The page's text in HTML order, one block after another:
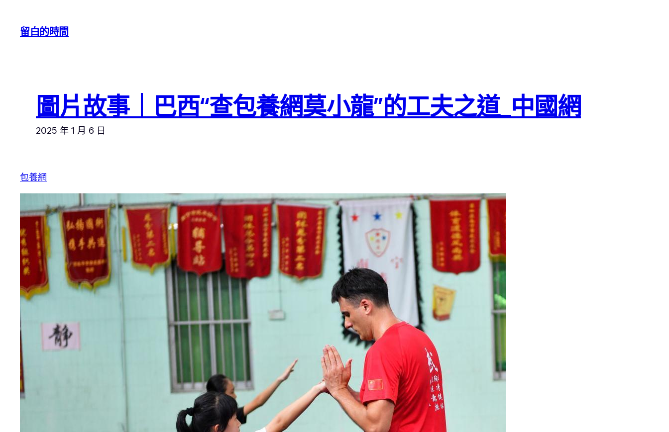
留白的時間
圖片故事｜巴西“查包養網莫小龍”的工夫之道_中國網
2025 年 1 月 6 日
包養網